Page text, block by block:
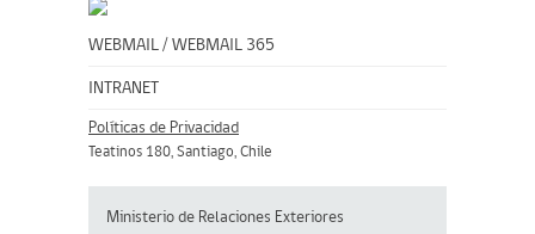
WEBMAIL / WEBMAIL 365
INTRANET
Políticas de Privacidad
Teatinos 180, Santiago, Chile
Ministerio de Relaciones Exteriores